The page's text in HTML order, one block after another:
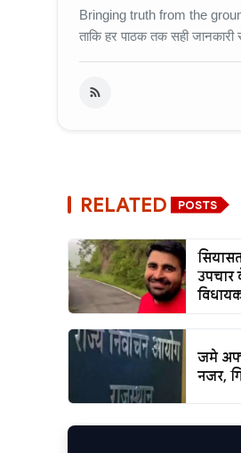
Bringing truth from the
ताकि हर पाठक तक सही
RELATED POSTS
जमे
नजर,